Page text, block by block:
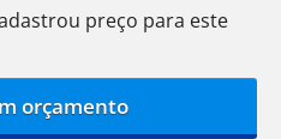
preço para este
orçamento